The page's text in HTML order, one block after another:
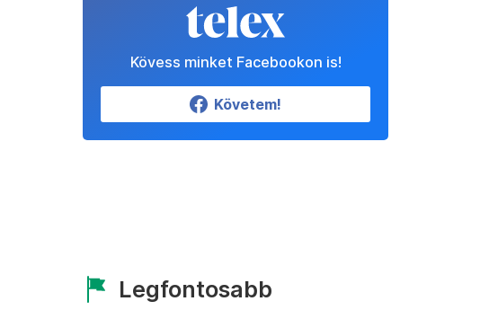
Kövess minket Facebookon is!
Követem!
Legfontosabb